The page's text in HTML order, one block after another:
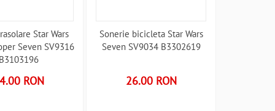
Star Wars
Seven SV9316
RON
Sonerie bicicleta Star Wars
Seven SV9034 B3302619
26.00 RON